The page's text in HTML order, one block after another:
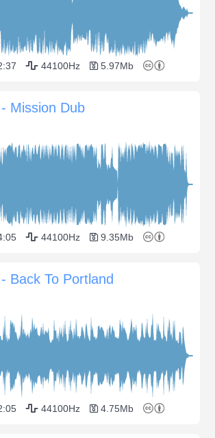
44100Hz 5.97Mb
Mission Dub
44100Hz 9.35Mb
Back To Portland
44100Hz 4.75Mb